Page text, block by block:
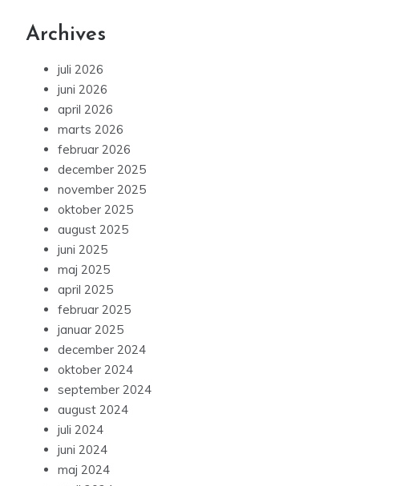
Archives
juli 2026
juni 2026
april 2026
marts 2026
februar 2026
december 2025
november 2025
oktober 2025
august 2025
juni 2025
maj 2025
april 2025
februar 2025
januar 2025
december 2024
oktober 2024
september 2024
august 2024
juli 2024
juni 2024
maj 2024